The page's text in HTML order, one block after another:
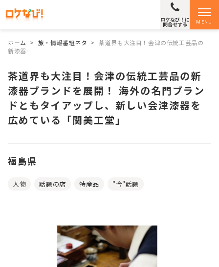
MENU
ロケなび！に
問合せする
ホーム > 旅・情報番組ネタ >
茶道界も大注目！会津の伝統工芸品の
新漆器…
茶道界も大注目！会津の伝統工芸品の新
漆器ブランドを展開！ 海外の名門ブラン
ドともタイアップし、新しい会津漆器を
広めている「関美工堂」
福島県
人物 話題の店 特産品 "今"話題